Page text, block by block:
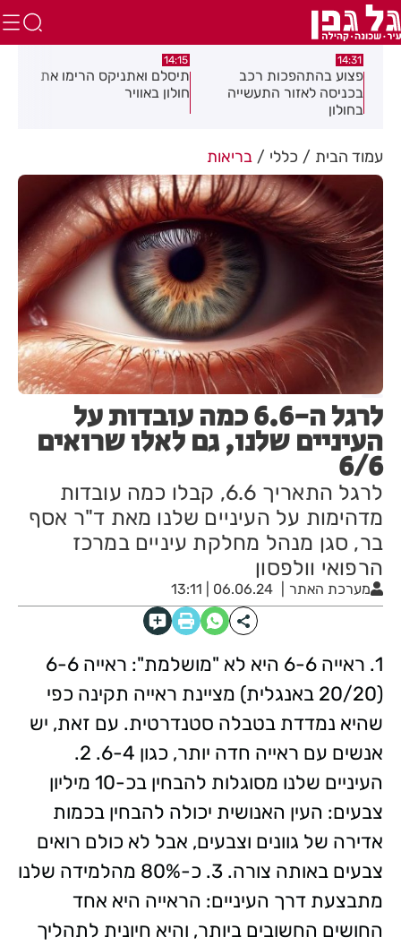
14:31
פצוע בהתהפכות רכב
בכניסה לאזור התעשייה
בחולון
14:15
תיסלם ואתניקס הרימו את
חולון באוויר
עמוד הבית כללי בריאות
לרגל ה-6.6 כמה עובדות על
העיניים שלנו, גם לאלו שרואים
6/6
לרגל התאריך 6.6, קבלו כמה עובדות
מדהימות על העיניים שלנו מאת ד"ר אסף
בר, סגן מנהל מחלקת עיניים במרכז
הרפואי וולפסון
מערכת האתר 06.06.24 | 13:11
1. ראייה 6-6 היא לא "מושלמת": ראייה 6-6
(20/20 באנגלית) מציינת ראייה תקינה כפי
שהיא נמדדת בטבלה סטנדרטית. עם זאת, יש
אנשים עם ראייה חדה יותר, כגון 6-4. 2.
העיניים שלנו מסוגלות להבחין בכ-10 מיליון
צבעים: העין האנושית יכולה להבחין בכמות
אדירה של גוונים וצבעים, אבל לא כולם רואים
צבעים באותה צורה. 3. כ-80% מהלמידה שלנו
מתבצעת דרך העיניים: הראייה היא אחד
החושים החשובים ביותר, והיא חיונית לתהליך